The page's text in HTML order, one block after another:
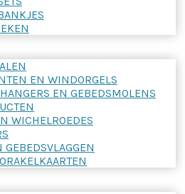
EN WINDORGELS
EN GEBEDSMOLENS
WICHELROEDES
GEBEDSVLAGGEN